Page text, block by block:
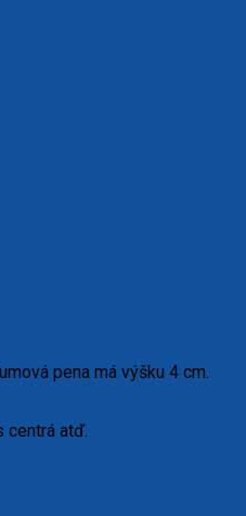
pena má výšku 4 cm.
centrá atď.